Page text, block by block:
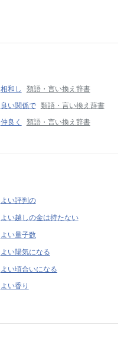
相和し
類語・言い換え辞書
良い関係で 類語・言い換え辞書
仲良く 類語・言い換え辞書
よい評判の
よい越しの金は持たない
よい量子数
よい陽気になる
よい頃合いになる
よい香り